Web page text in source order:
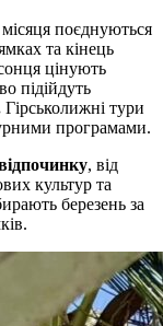
поєднуються
та кінець
цінують
підійдуть
Гірськолижні тури
програмами.
, від
культур та
березень за